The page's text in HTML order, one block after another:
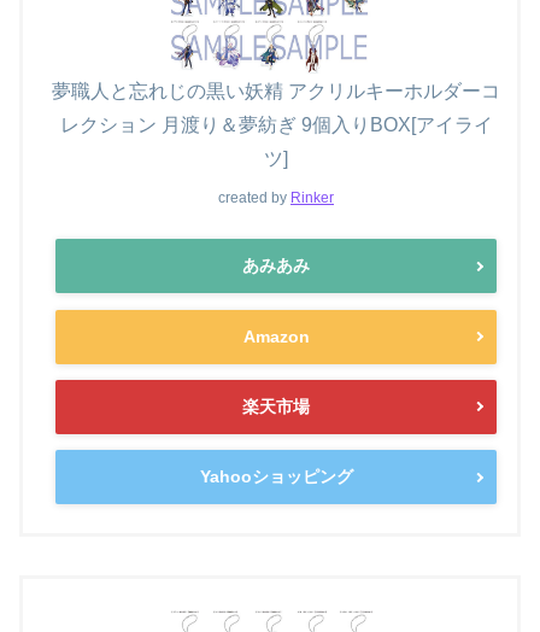
夢職人と忘れじの黒い妖精 アクリルキーホルダーコ
レクション 月渡り＆夢紡ぎ 9個入りBOX[アイライ
ツ]
created by Rinker
あみあみ
Amazon
楽天市場
Yahooショッピング